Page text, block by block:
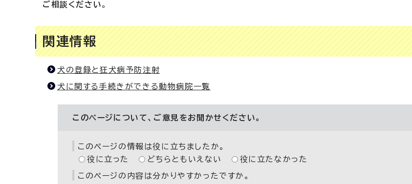
ご相談ください。
関連情報
犬の登録と狂犬病予防注射
犬に関する手続きができる動物病院一覧
このページについて、ご意見をお聞かせください。
このページの情報は役に立ちましたか。
役に立った
どちらともいえない 役に立たなかった
このページの内容は分かりやすかったですか。